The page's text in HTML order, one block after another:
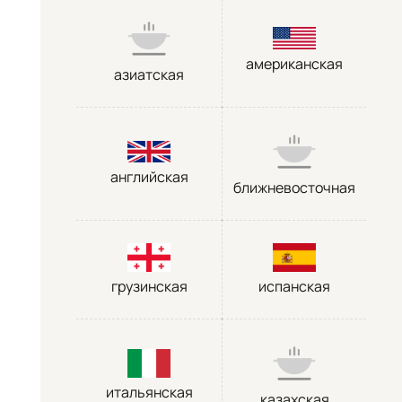
азиатская
американская
английская
ближневосточная
грузинская испанская
итальянская